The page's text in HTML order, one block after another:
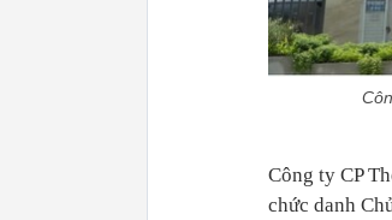
Công ty CP
chức danh